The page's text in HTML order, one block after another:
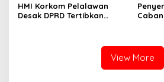
HMI Korkom Pelalawan
Desak DPRD Tertibkan
View More